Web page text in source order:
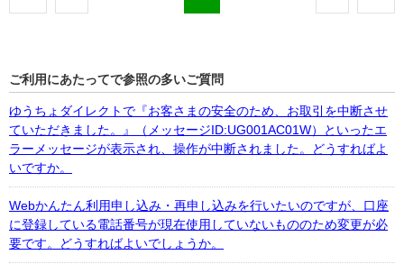
ご利用にあたってで参照の多いご質問
ゆうちょダイレクトで『お客さまの安全のため、お取引を中断させ
ていただきました。』（メッセージID:UG001AC01W）といったエ
ラーメッセージが表示され、操作が中断されました。どうすればよ
いですか。
Webかんたん利用申し込み・再申し込みを行いたいのですが、口座
に登録している電話番号が現在使用していないもののため変更が必
要です。どうすればよいでしょうか。